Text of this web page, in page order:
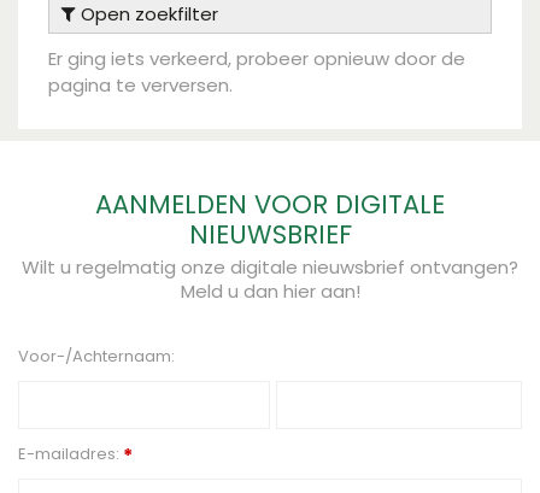
Open zoekfilter
Er ging iets verkeerd, probeer opnieuw door de
pagina te verversen.
AANMELDEN VOOR DIGITALE
NIEUWSBRIEF
Wilt u regelmatig onze digitale nieuwsbrief ontvangen?
Meld u dan hier aan!
Voor-/Achternaam:
E-mailadres: *